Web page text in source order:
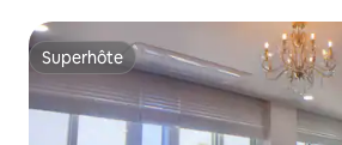
Superhôte
Superhôte